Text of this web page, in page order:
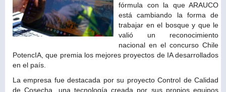
fórmula con la que ARAUCO
está cambiando la forma de
trabajar en el bosque y que le
valió un reconocimiento
nacional en el concurso Chile
PotencIA, que premia los mejores proyectos de IA desarrollados
en el país.
La empresa fue destacada por su proyecto Control de Calidad
de Cosecha, una tecnología creada por sus propios equipos